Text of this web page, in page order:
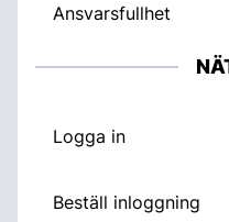
Ansvarsfullhet
Logga in
Beställ inloggning